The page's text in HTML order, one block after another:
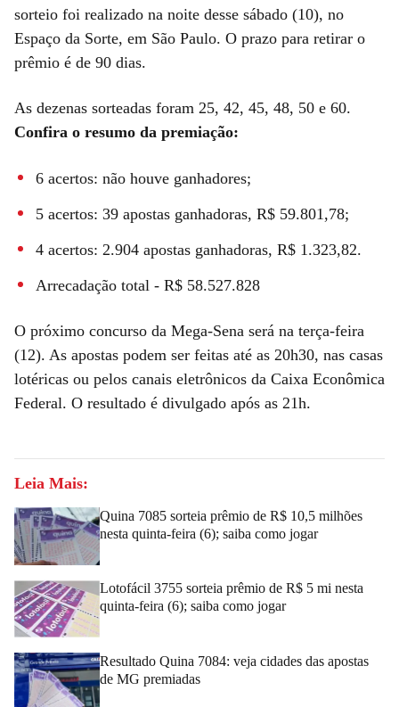
sorteio foi realizado na noite desse sábado (10), no
Espaço da Sorte, em São Paulo. O prazo para retirar o
prêmio é de 90 dias.
As dezenas sorteadas foram 25, 42, 45, 48, 50 e 60.
Confira o resumo da premiação:
6 acertos: não houve ganhadores;
5 acertos: 39 apostas ganhadoras, R$ 59.801,78;
4 acertos: 2.904 apostas ganhadoras, R$ 1.323,82.
Arrecadação total - R$ 58.527.828
O próximo concurso da Mega-Sena será na terça-feira
(12). As apostas podem ser feitas até as 20h30, nas casas
lotéricas ou pelos canais eletrônicos da Caixa Econômica
Federal. O resultado é divulgado após as 21h.
Leia Mais:
Quina 7085 sorteia prêmio de R$ 10,5 milhões
nesta quinta-feira (6); saiba como jogar
Lotofácil 3755 sorteia prêmio de R$ 5 mi nesta
quinta-feira (6); saiba como jogar
Resultado Quina 7084: veja cidades das apostas
de MG premiadas